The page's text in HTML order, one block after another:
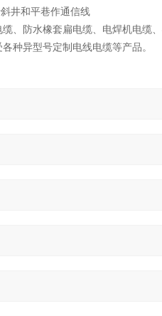
井和平巷作通信线
、防水橡套扁电缆、电焊机电缆
种异型号定制电线电缆等产品。